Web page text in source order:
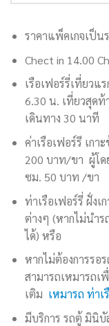
ราคาแพ็คเกจเป็
Chect in 14.00
เรือเฟอร์รี่เที่ยวแ
6.30 น. เที่ยวสุดท้
เดินทาง 30 นาที
ค่าเรือเฟอร์รี เกา
200 บาท/ขา ผู้โด
ซม. 50 บาท /ขา
ท่าเรือเฟอร์รี่ ฝั่งเ
ต่างๆ (หากไม่นำร
ได้) หรือ
หากไม่ต้องการรอ
สามารถเหมารถเ
เติม เหมารถ ท่า
มีบริการ รถตู้ มินิ